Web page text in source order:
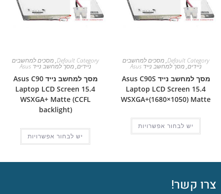
Default Category
,מסכים למחשבים
ניידים,מסך למחשב נייד Asus
מסך למחשב נייד Asus C90S
Laptop LCD Screen 15.4
WSXGA+(1680×1050) Matte
יש לבחור אפשרויות
Default Category
,מסכים למחשבים
ניידים,מסך למחשב נייד Asus
מסך למחשב נייד Asus C90
Laptop LCD Screen 15.4
WSXGA+ Matte (CCFL
backlight)
יש לבחור אפשרויות
צרו קשר!